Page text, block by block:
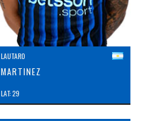
LAUTARO
MARTINEZ
LAT: 29